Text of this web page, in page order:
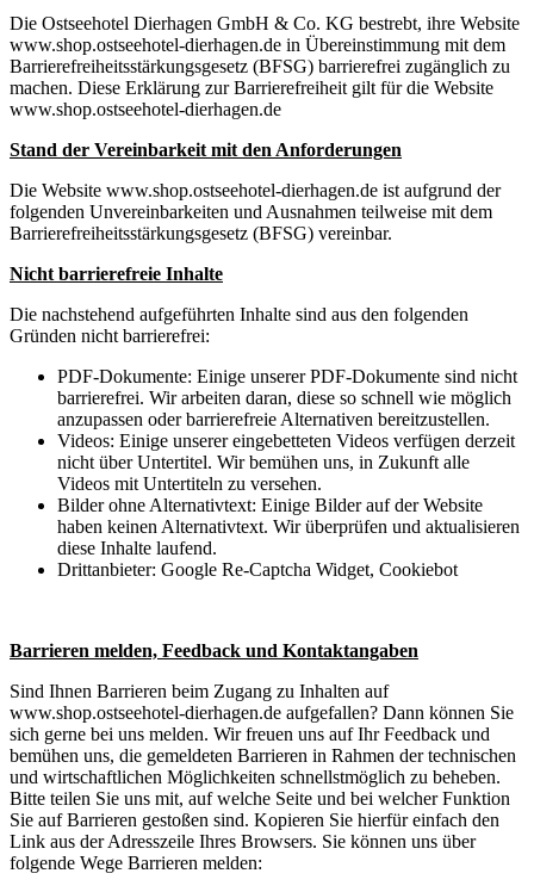
Die Ostseehotel Dierhagen GmbH & Co. KG bestrebt, ihre Website
www.shop.ostseehotel-dierhagen.de in Übereinstimmung mit dem
Barrierefreiheitsstärkungsgesetz (BFSG) barrierefrei zugänglich zu
machen. Diese Erklärung zur Barrierefreiheit gilt für die Website
www.shop.ostseehotel-dierhagen.de
Stand der Vereinbarkeit mit den Anforderungen
Die Website www.shop.ostseehotel-dierhagen.de ist aufgrund der
folgenden Unvereinbarkeiten und Ausnahmen teilweise mit dem
Barrierefreiheitsstärkungsgesetz (BFSG) vereinbar.
Nicht barrierefreie Inhalte
Die nachstehend aufgeführten Inhalte sind aus den folgenden
Gründen nicht barrierefrei:
PDF-Dokumente: Einige unserer PDF-Dokumente sind nicht
barrierefrei. Wir arbeiten daran, diese so schnell wie möglich
anzupassen oder barrierefreie Alternativen bereitzustellen.
Videos: Einige unserer eingebetteten Videos verfügen derzeit
nicht über Untertitel. Wir bemühen uns, in Zukunft alle
Videos mit Untertiteln zu versehen.
Bilder ohne Alternativtext: Einige Bilder auf der Website
haben keinen Alternativtext. Wir überprüfen und aktualisieren
diese Inhalte laufend.
Drittanbieter: Google Re-Captcha Widget, Cookiebot
Barrieren melden, Feedback und Kontaktangaben
Sind Ihnen Barrieren beim Zugang zu Inhalten auf
www.shop.ostseehotel-dierhagen.de aufgefallen? Dann können Sie
sich gerne bei uns melden. Wir freuen uns auf Ihr Feedback und
bemühen uns, die gemeldeten Barrieren in Rahmen der technischen
und wirtschaftlichen Möglichkeiten schnellstmöglich zu beheben.
Bitte teilen Sie uns mit, auf welche Seite und bei welcher Funktion
Sie auf Barrieren gestoßen sind. Kopieren Sie hierfür einfach den
Link aus der Adresszeile Ihres Browsers. Sie können uns über
folgende Wege Barrieren melden: